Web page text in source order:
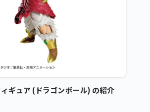
ギュア (ドラゴンボール) の紹介